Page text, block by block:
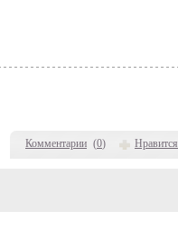
Комментарии (0) Нравится